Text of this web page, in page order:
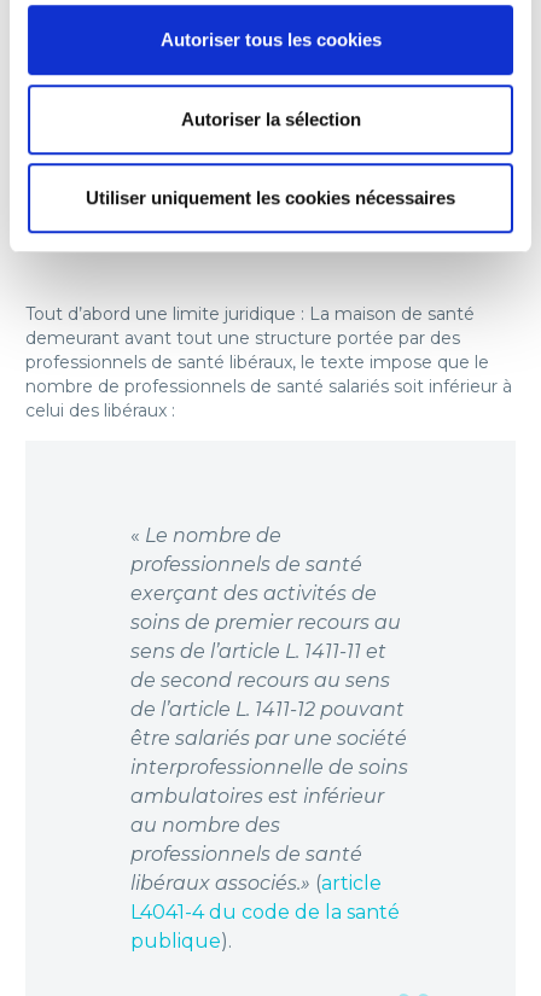
Autoriser tous les cookies
Autoriser la sélection
Utiliser uniquement les cookies nécessaires
obligations classiques applicables lors du recrutement de
tout salarié (déclaration d’embauche, mise à jour du
unique du personnel, organiser les examens médicaux
Des limites à apporter
?
Tout d’abord une limite juridique : La maison de santé
demeurant avant tout une structure portée par des
professionnels de santé libéraux, le texte impose que le
nombre de professionnels de santé salariés soit inférieur à
celui des libéraux :
« Le nombre de
professionnels de santé
exerçant des activités de
soins de premier recours au
sens de l’article L. 1411-11 et
de second recours au sens
de l’article L. 1411-12 pouvant
être salariés par une société
interprofessionnelle de soins
ambulatoires est inférieur
au nombre des
professionnels de santé
libéraux associés.» (article
L4041-4 du code de la santé
publique).